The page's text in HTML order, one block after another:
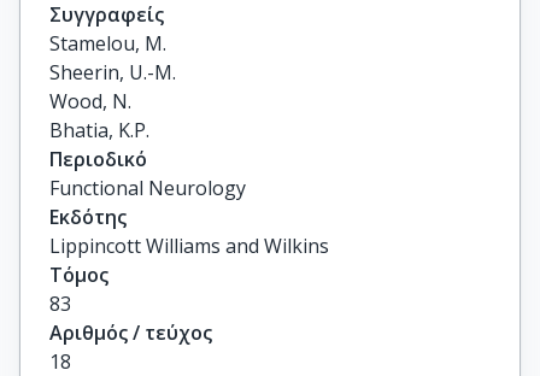
Συγγραφείς
Stamelou, M.
Sheerin, U.-M.
Wood, N.
Bhatia, K.P.
Περιοδικό
Functional Neurology
Εκδότης
Lippincott Williams and Wilkins
Τόμος
83
Αριθμός / τεύχος
18